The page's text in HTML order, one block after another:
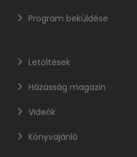
Program beküldése
Letöltések
Házasság magazin
Videók
Könyvajánló